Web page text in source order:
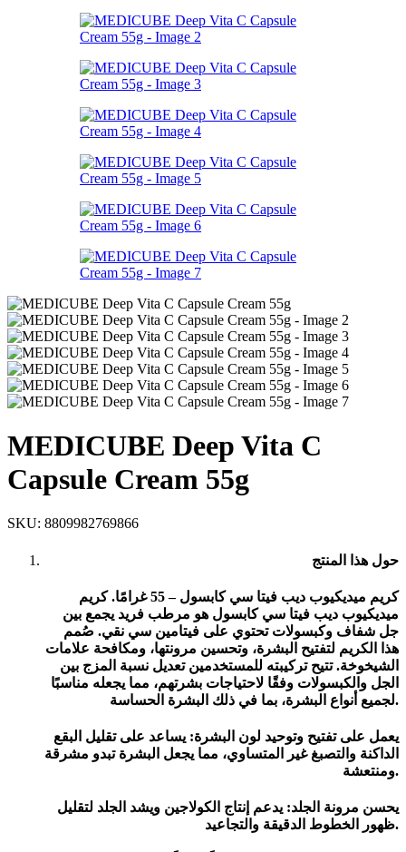
MEDICUBE Deep Vita C
Capsule Cream 55g
SKU: 8809982769866
حول هذا المنتج
كريم ميديكيوب ديب فيتا سي كابسول – 55 غرامًا. كريم
ميديكيوب ديب فيتا سي كابسول هو مرطب فريد يجمع بين
جل شفاف وكبسولات تحتوي على فيتامين سي نقي. صُمم
هذا الكريم لتفتيح البشرة، وتحسين مرونتها، ومكافحة علامات
الشيخوخة. تتيح تركيبته للمستخدمين تعديل نسبة المزج بين
الجل والكبسولات وفقًا لاحتياجات بشرتهم، مما يجعله مناسبًا
لجميع أنواع البشرة، بما في ذلك البشرة الحساسة.
يعمل على تفتيح وتوحيد لون البشرة: يساعد على تقليل البقع
الداكنة والتصبغ غير المتساوي، مما يجعل البشرة تبدو مشرقة
ومنتعشة.
يحسن مرونة الجلد: يدعم إنتاج الكولاجين ويشد الجلد لتقليل
ظهور الخطوط الدقيقة والتجاعيد.